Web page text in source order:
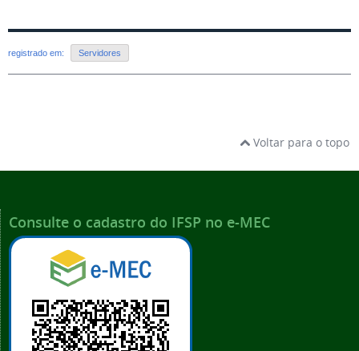
registrado em: Servidores
Voltar para o topo
Consulte o cadastro do IFSP no e-MEC